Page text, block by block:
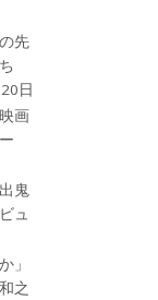
先
日
画
鬼
ュ
」
之